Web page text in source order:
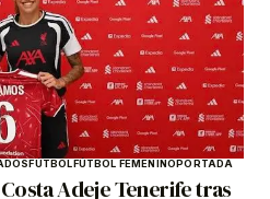
FÚTBOLFÚTBOL FEMENINOPORTADA
Adeje Tenerife tras